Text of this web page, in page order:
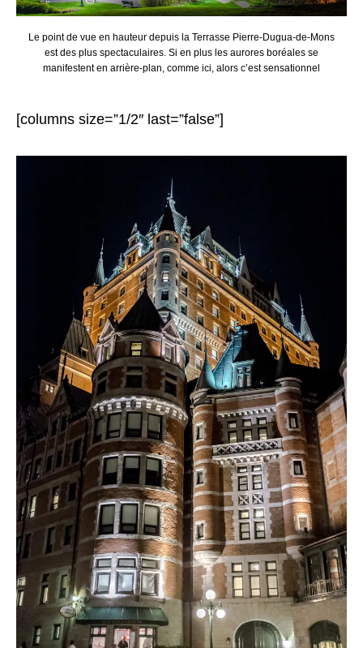
Le point de vue en hauteur depuis la Terrasse Pierre-Dugua-de-Mons
est des plus spectaculaires. Si en plus les aurores boréales se
manifestent en arrière-plan, comme ici, alors c’est sensationnel
[columns size=”1/2″ last=”false”]